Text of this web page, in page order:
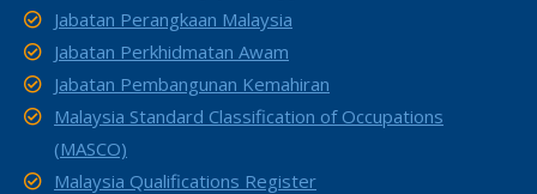
Jabatan Perangkaan Malaysia
Jabatan Perkhidmatan Awam
Jabatan Pembangunan Kemahiran
Malaysia Standard Classification of Occupations
(MASCO)
Malaysia Qualifications Register